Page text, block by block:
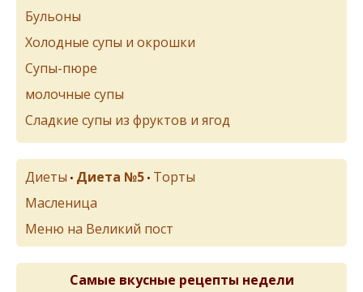
Бульоны
Холодные супы и окрошки
Супы-пюре
молочные супы
Сладкие супы из фруктов и ягод
Диеты • Диета №5 • Торты
Масленица
Меню на Великий пост
Самые вкусные рецепты недели